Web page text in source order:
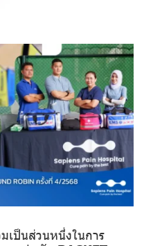
เป็นส่วนหนึ่งในการ